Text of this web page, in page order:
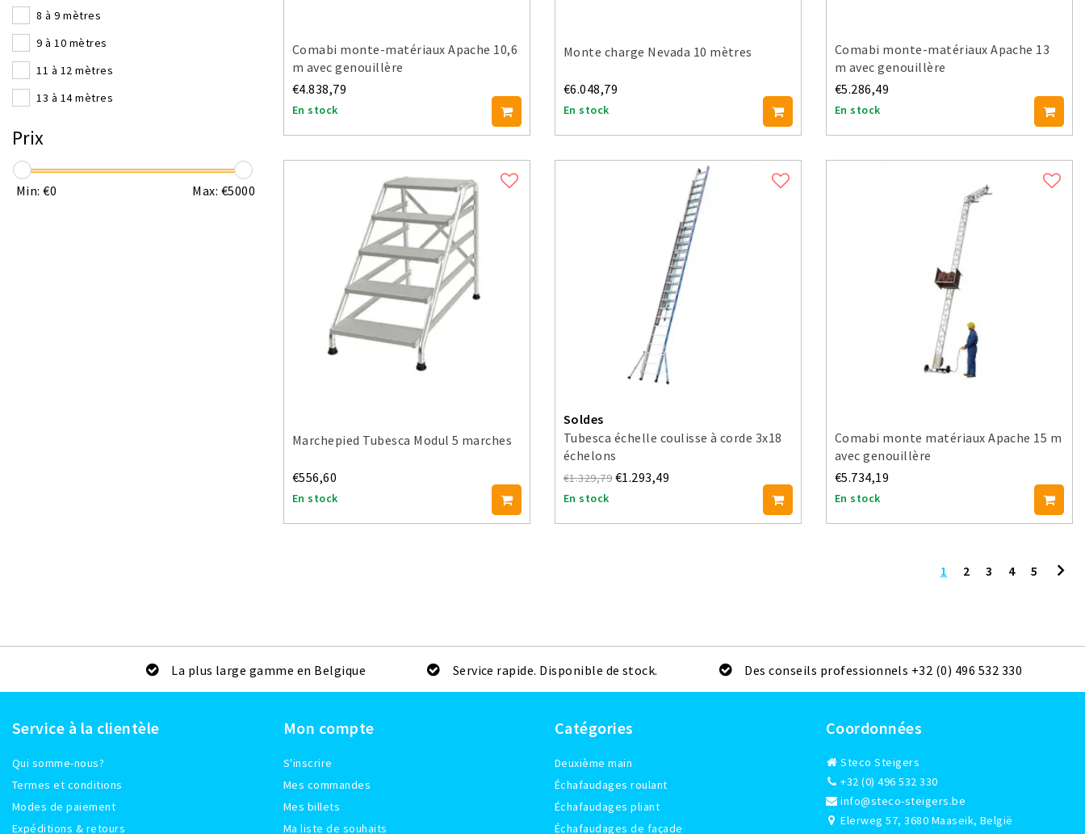
11 marches
12 marches
13 marches
14 marches
8 à 9 mètres
9 à 10 mètres
11 à 12 mètres
13 à 14 mètres
Prix
Min: €0 Max: €5000
Comabi monte-matériaux Apache 10,6
m avec genouillère
€4.838,79
En stock
Monte charge Nevada 10 mètres
€6.048,79
En stock
Comabi monte-matériaux Apache 13
m avec genouillère
€5.286,49
En stock
Marchepied Tubesca Modul 5 marches
€556,60
En stock
Soldes
Tubesca échelle coulisse à corde 3x18
échelons
€1.329,79 €1.293,49
En stock
Comabi monte matériaux Apache 15 m
avec genouillère
€5.734,19
En stock
1 2 3 4 5
La plus large gamme en Belgique Service rapide. Disponible de stock. Des conseils professionnels +32 (0) 496 532 330
Service à la clientèle
Qui somme-nous?
Termes et conditions
Modes de paiement
Expéditions & retours
Mon compte
S'inscrire
Mes commandes
Mes billets
Ma liste de souhaits
Catégories
Deuxième main
Échafaudages roulant
Échafaudages pliant
Échafaudages de façade
Coordonnées
Steco Steigers
+32 (0) 496 532 330
info@steco-steigers.be
Elerweg 57, 3680 Maaseik, België